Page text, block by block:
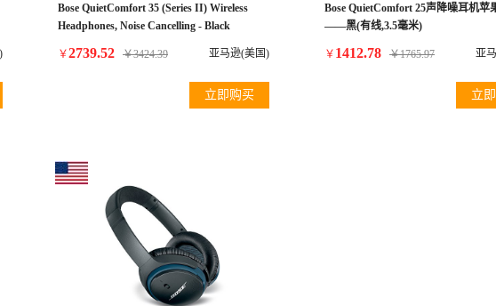
Bose QuietComfort 35 (Series II) Wireless
Headphones, Noise Cancelling - Black
￥2739.52 ￥3424.39 亚马逊(美国)
立即购买
Bose QuietComfort 25声降噪耳机苹
——黑(有线,3.5毫米)
￥ 1412.78 ￥1765.97 亚
立